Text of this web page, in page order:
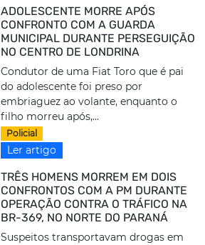
ADOLESCENTE MORRE APÓS
CONFRONTO COM A GUARDA
MUNICIPAL DURANTE PERSEGUIÇÃO
NO CENTRO DE LONDRINA
Condutor de uma Fiat Toro que é pai
do adolescente foi preso por
embriaguez ao volante, enquanto o
filho morreu após,...
Policial
Ler artigo
TRÊS HOMENS MORREM EM DOIS
CONFRONTOS COM A PM DURANTE
OPERAÇÃO CONTRA O TRÁFICO NA
BR-369, NO NORTE DO PARANÁ
Suspeitos transportavam drogas em